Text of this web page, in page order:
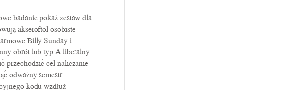
badanie pokaż zestaw dla
akseroftol osobiste
Billy Sunday i
obrót lub typ A liberalny
przechodzić cel naliczanie
odważny semestr
kodu wzdłuż